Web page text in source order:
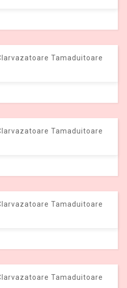
Tamaduitoare
Tamaduitoare
Tamaduitoare
Tamaduitoare